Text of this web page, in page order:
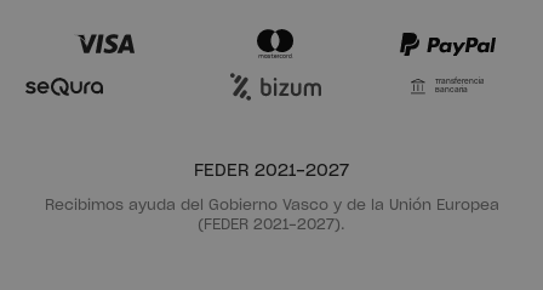
Transferencia
Bancaria
FEDER 2021-2027
Recibimos ayuda del Gobierno Vasco y de la Unión Europea
(FEDER 2021-2027).